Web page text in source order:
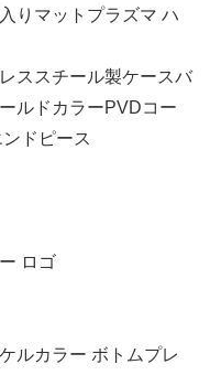
りマットプラズマ ハ
ススチール製ケースバ
ルドカラーPVDコー
ドピース
ロゴ
ルカラー ボトムプレ